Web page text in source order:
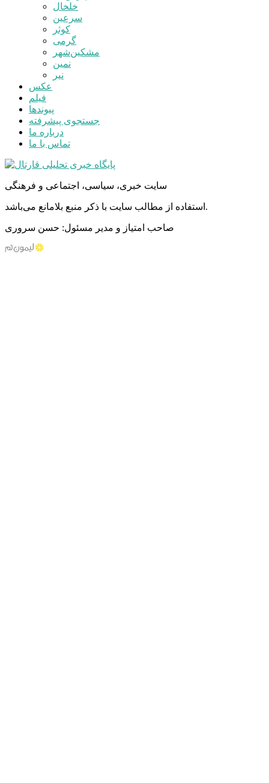
خلخال
سرعین
کوثر
گرمی
مشکین‌شهر
نمین
نیر
عکس
فیلم
پیوندها
جستجوی پیشرفته
درباره ما
تماس با ما
سایت خبری، سیاسی، اجتماعی و فرهنگی
استفاده از مطالب سایت با ذکر منبع بلامانع می‌باشد.
صاحب امتیاز و مدیر مسئول: حسن سروری